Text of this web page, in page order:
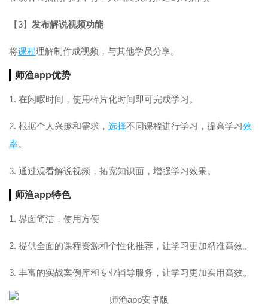
【3】 发布解说视频功能
将课程理解制作成视频，与其他学员分享。
师渔app优势
1. 在闲暇时间，使用碎片化时间即可完成学习。
2. 根据个人兴趣和需求， 选择不同课程进行学习，提高学习效
率。
3. 通过观看解说视频，拓宽知识面，增强学习效果。
师渔app特色
1. 界面简洁，使用方便
2. 提供全面的课程资源和个性化推荐，让学习更加精准高效。
3. 丰富的实战案例库和专业辅导服务，让学习更加实用高效。